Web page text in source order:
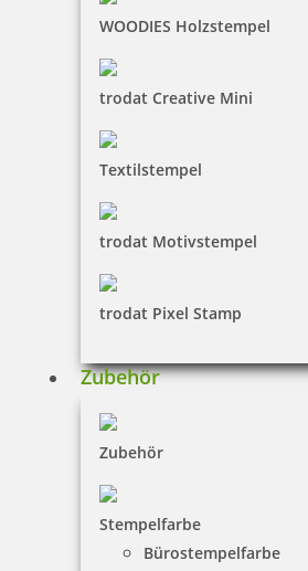
WOODIES Holzstempel
trodat Creative Mini
Textilstempel
trodat Motivstempel
trodat Pixel Stamp
Zubehör
Zubehör
Stempelfarbe
Bürostempelfarbe
2,83 €
zzgl. 19 % Mwst.
Herstellerinformationen
COLOP Stempelerzeugung Skopek
Kontakt: colop@colop.com
Colop Stempel –
ohne Grenzen